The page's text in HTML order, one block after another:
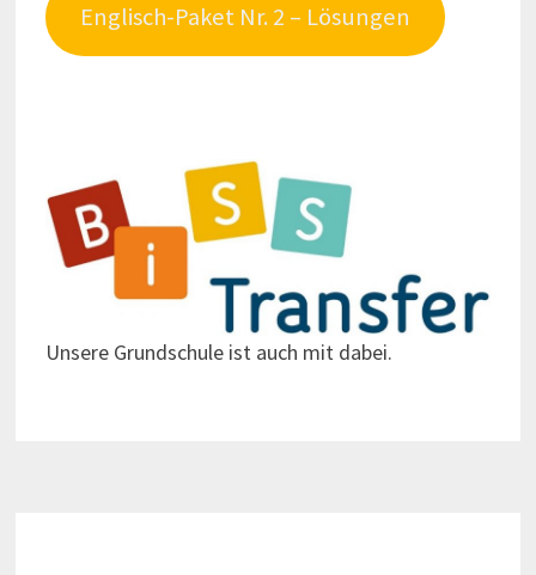
Englisch-Paket Nr. 2 – Lösungen
Unsere Grundschule ist auch mit dabei.